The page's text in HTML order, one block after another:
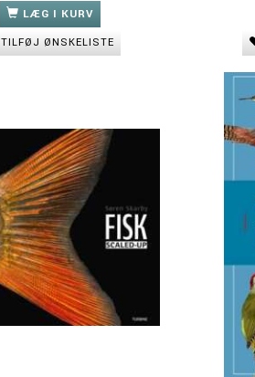
LÆG I KURV
TILFØJ ØNSKELISTE